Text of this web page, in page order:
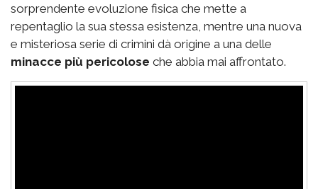
sorprendente evoluzione fisica che mette a
repentaglio la sua stessa esistenza, mentre una nuova
e misteriosa serie di crimini dà origine a una delle
minacce più pericolose che abbia mai affrontato.